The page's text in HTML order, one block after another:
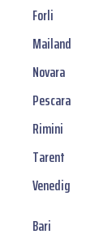
Forli
Mailand
Novara
Pescara
Rimini
Tarent
Venedig
Bari